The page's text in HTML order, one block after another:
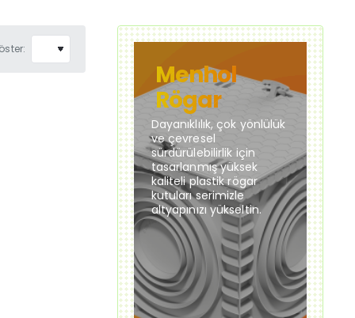
Menhol
Rögar
Dayanıklılık, çok yönlülük
ve çevresel
sürdürülebilirlik için
tasarlanmış yüksek
kaliteli plastik rögar
kutuları serimizle
altyapınızı yükseltin.